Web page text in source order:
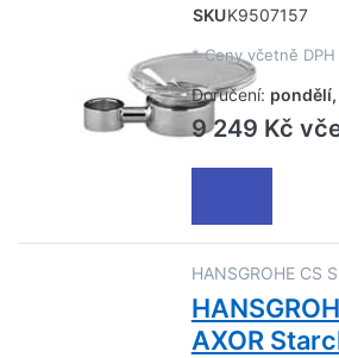
SKUK9507157
* Ceny včetně DPH
Doručení: pondělí,
9 249 Kč
HANSGROHE CS
AXOR